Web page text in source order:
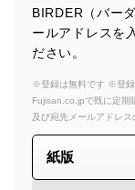
BIRDER（バー
ールアドレスを
ださい。
※登録は無料です ※登録
Fujisan.co.jpで既に定期
及び宛先メールアドレス